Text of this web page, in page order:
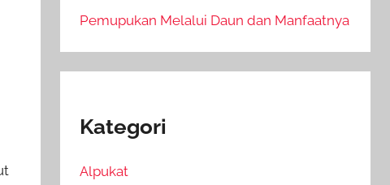
Pemupukan Melalui Daun dan Manfaatnya
Kategori
Alpukat